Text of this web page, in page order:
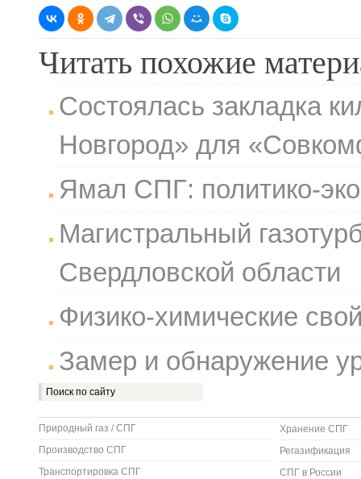
Читать похожие
Состоялась закладка
Новгород» для
Ямал СПГ: политико-
Магистральный
Свердловской области
Физико-химические
Замер и обнаружение
Природный газ / СПГ
Производство СПГ
Транспортировка СПГ
Хранение СПГ
Регазификация
СПГ в России